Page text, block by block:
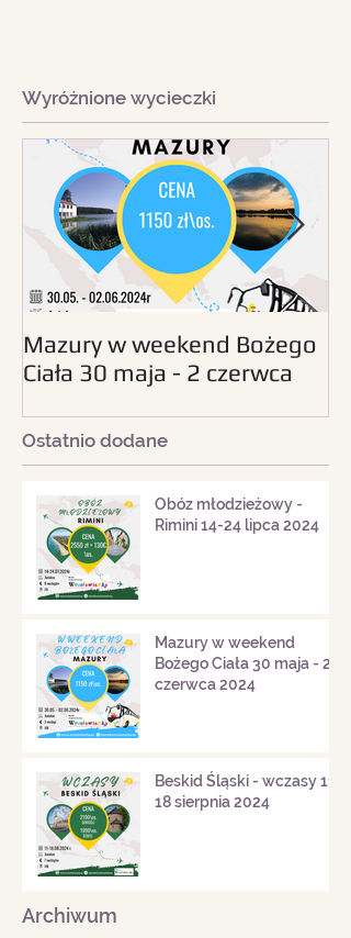
Wyróżnione wycieczki
Mazury w weekend Bożego
Ciała 30 maja - 2 czerwca
Ostatnio dodane
Obóz młodzieżowy -
Rimini 14-24 lipca 2024
Mazury w weekend
Bożego Ciała 30 maja - 2
czerwca 2024
Beskid Śląski - wczasy 11-
18 sierpnia 2024
Archiwum